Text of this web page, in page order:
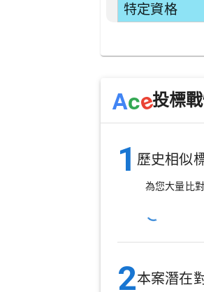
特定資格
Ace投標
1 歷史相似
為您大量比
2本案潛在